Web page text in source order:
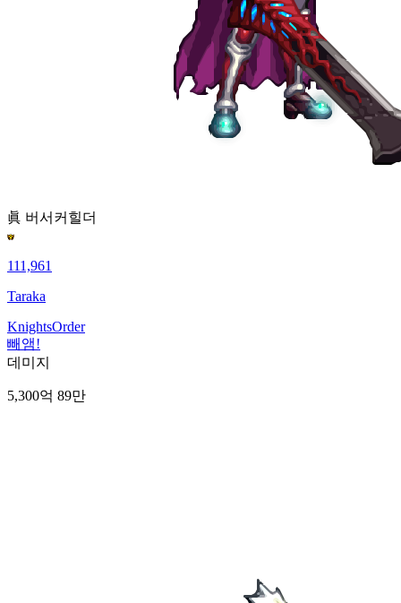
眞 버서커 힐더
111,961
Taraka
KnightsOrder
빼앰!
데미지
5,300억 89만